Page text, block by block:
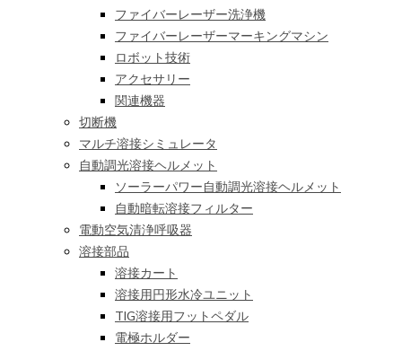
ファイバーレーザー洗浄機
ファイバーレーザーマーキングマシン
ロボット技術
アクセサリー
関連機器
切断機
マルチ溶接シミュレータ
自動調光溶接ヘルメット
ソーラーパワー自動調光溶接ヘルメット
自動暗転溶接フィルター
電動空気清浄呼吸器
溶接部品
溶接カート
溶接用円形水冷ユニット
TIG溶接用フットペダル
電極ホルダー